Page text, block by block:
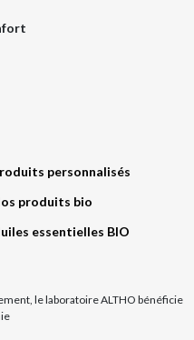
personnalisés
produits bio
essentielles BIO
le laboratoire ALTHO bénéficie